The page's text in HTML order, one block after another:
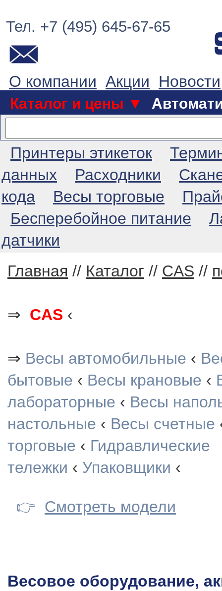
Тел. +7 (495) 645-67-65
О компании Акции Новости
Каталог и цены ▼
Принтеры этикеток
данных
Расходники
кода
Весы торговые
Бесперебойное питание
датчики
Главная // Каталог // CAS //
⇒ CAS ‹
⇒ Весы автомобильные ‹
бытовые ‹ Весы крановые ‹
лабораторные ‹ Весы
настольные ‹ Весы счетные
торговые ‹ Гидравлические
тележки ‹ Упаковщики ‹
👉 Смотреть модели
Весовое оборудование,